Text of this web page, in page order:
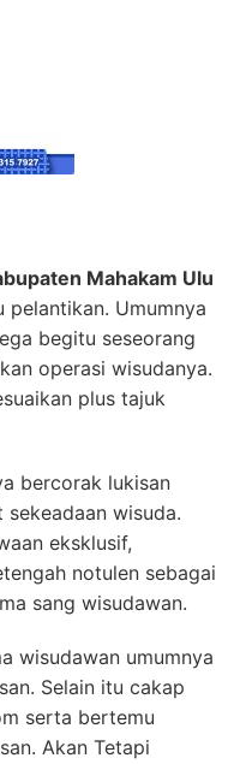
Mahakam Ulu
Umumnya
begitu seseorang
operasi wisudanya.
plus tajuk
bercorak lukisan
wisuda.
eksklusif,
notulen sebagai
sang wisudawan.
wisudawan umumnya
Selain itu cakap
serta bertemu
Akan Tetapi